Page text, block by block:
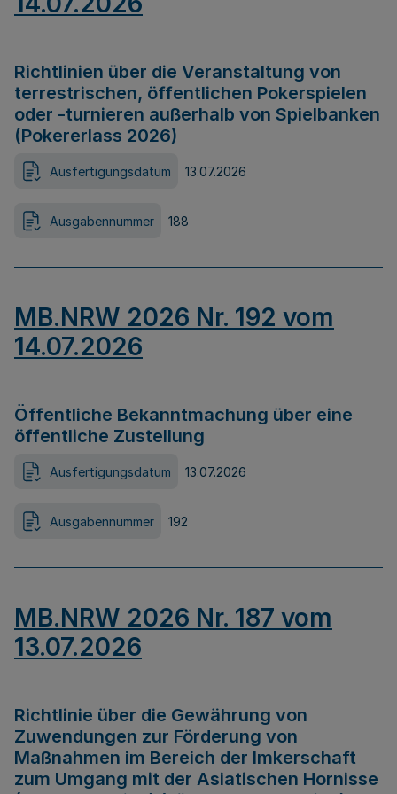
Richtlinien über die Veranstaltung von
terrestrischen, öffentlichen Pokerspielen
oder -turnieren außerhalb von Spielbanken
(Pokererlass 2026)
Ausfertigungsdatum 13.07.2026
Ausgabennummer 188
MB.NRW 2026 Nr. 192 vom
14.07.2026
Öffentliche Bekanntmachung über eine
öffentliche Zustellung
Ausfertigungsdatum 13.07.2026
Ausgabennummer 192
MB.NRW 2026 Nr. 187 vom
13.07.2026
Richtlinie über die Gewährung von
Zuwendungen zur Förderung von
Maßnahmen im Bereich der Imkerschaft
zum Umgang mit der Asiatischen Hornisse